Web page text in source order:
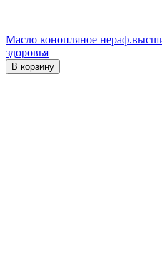
Масло конопляное
здоровья
В корзину